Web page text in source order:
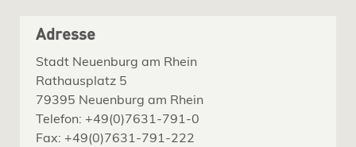
Adresse
Stadt Neuenburg am Rhein
Rathausplatz 5
79395 Neuenburg am Rhein
Telefon: +49(0)7631-791-0
Fax: +49(0)7631-791-222